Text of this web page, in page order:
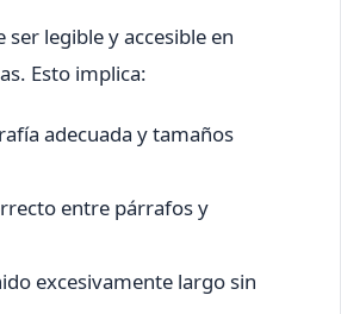
ser legible y accesible en
Esto implica:
adecuada y tamaños
entre párrafos y
excesivamente largo sin